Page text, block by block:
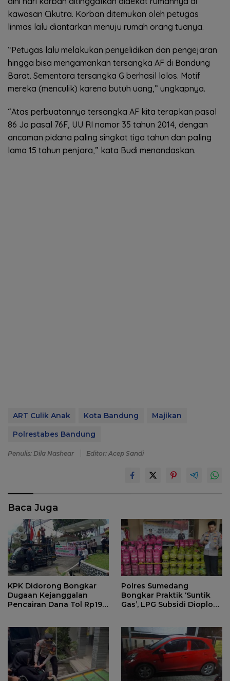
kawasan Cikutra. Korban ditemukan oleh petugas
linmas lalu diantarkan menuju rumah orang tuanya.
“Petugas lalu melakukan penyelidikan dan pengejaran
hingga bisa mengamankan tersangka AF di Bandung
Barat. Sementara tersangka G berhasil lolos. Motif
mereka (menculik) karena butuh uang,” ungkapnya.
“Atas perbuatannya tersangka AF kita terapkan pasal
86 Jo pasal 76F, UU RI nomor 35 tahun 2014, dengan
ancaman pidana paling singkat tiga tahun dan paling
lama 15 tahun penjara,” kata Budi menandaskan.
ART Culik Anak Kota Bandung
Majikan
Polrestabes Bandung
Penulis: Dila Nashear Editor: Acep Sandi
Baca Juga
KPK Didorong Bongkar
Dugaan Kejanggalan
Pencairan Dana Tol Rp190
Polres Sumedang
Bongkar Praktik ‘Suntik
Gas’, LPG Subsidi Dioplos